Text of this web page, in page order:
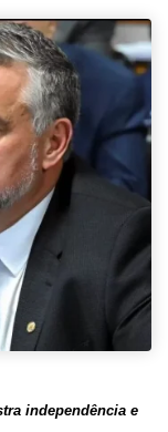
independência e